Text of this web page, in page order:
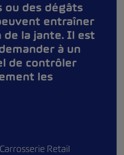
ou des dégâts
entraîner
de la jante. Il est
à un
de contrôler
les
Retail